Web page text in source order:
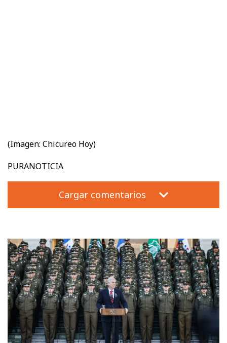
(Imagen: Chicureo Hoy)
PURANOTICIA
Cargar comentarios